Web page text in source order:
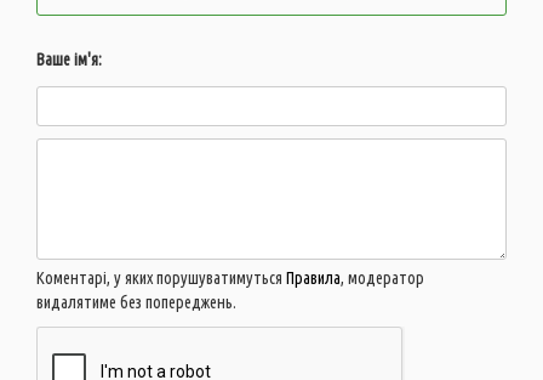
Ваше ім'я:
Коментарі, у яких порушуватимуться Правила, модератор
видалятиме без попереджень.